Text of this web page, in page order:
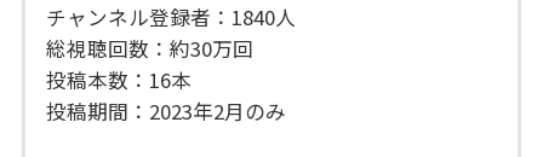
チャンネル登録者：1840人
総視聴回数：約30万回
投稿本数：16本
投稿期間：2023年2月のみ